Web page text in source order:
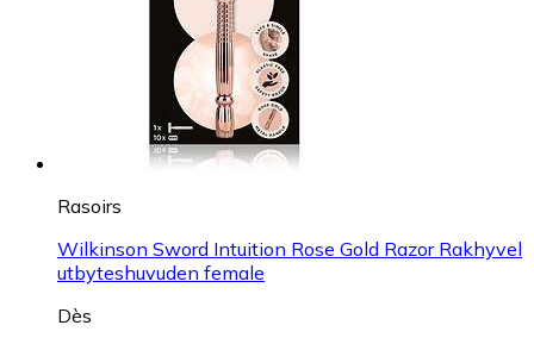
Rasoirs
Wilkinson Sword Intuition Rose Gold Razor Rakhyvel
utbyteshuvuden female
Dès